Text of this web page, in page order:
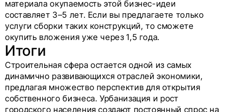
материала окупаемость этой бизнес-идеи
составляет 3–5 лет. Если вы предлагаете только
услуги сборки таких конструкций, то сможете
окупить вложения уже через 1,5 года.
Итоги
Строительная сфера остается одной из самых
динамично развивающихся отраслей экономики,
предлагая множество перспектив для открытия
собственного бизнеса. Урбанизация и рост
городского населения создают постоянный спрос на